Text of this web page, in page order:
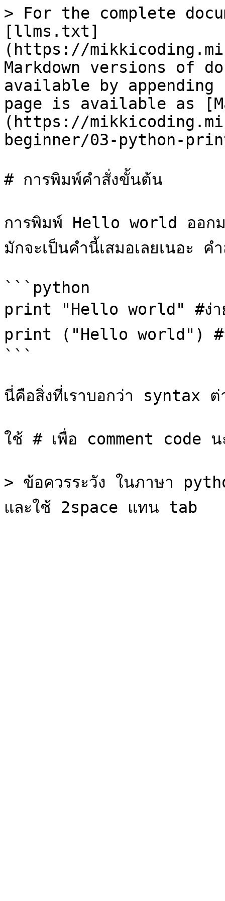
> For the complete
[llms.txt]
(https://
Markdown versions of
available by
page is available as
(https://
beginner/03-python-
# การพิมพ์คำสั่งขั้นต้น
การพิมพ์ Hello world ออกมา
มักจะเป็นคำนี้เสมอเลยเนอะ ค
```python
print "Hello world" #ง่า
print ("Hello world") #
```
นี่คือสิ่งที่เราบอกว่า syntax ต่
ใช้ # เพื่อ comment code น
> ข้อควรระวัง ในภาษา